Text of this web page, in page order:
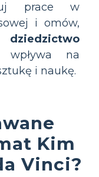
prace w
i omów,
dziedzictwo
wpływa na
i naukę.
Kim
Vinci?